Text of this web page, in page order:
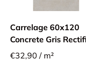
Carrelage 60x120
Concrete Gris
€32,90 / m²